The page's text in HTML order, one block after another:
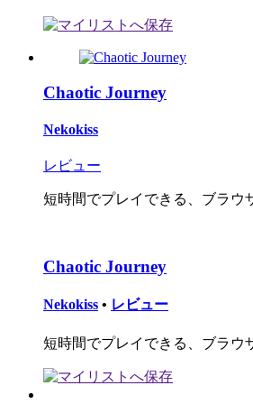
Chaotic Journey
Nekokiss
レビュー
短時間でプレイできる、ブラウ
Chaotic Journey
Nekokiss • レビュー
短時間でプレイできる、ブラウ